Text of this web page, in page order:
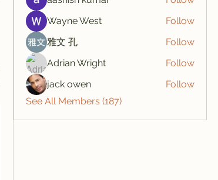
Wayne West
Follow
雅文 孔
Follow
Adrian Wright
Follow
jack owen
Follow
See All Members (187)